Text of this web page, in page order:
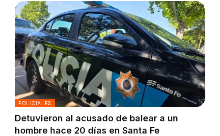
POLICIALES
Detuvieron al acusado de balear a un
hombre hace 20 días en Santa Fe